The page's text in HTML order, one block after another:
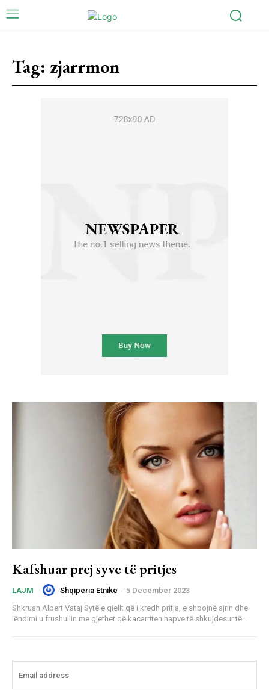
Tag: zjarrmon
Kafshuar prej syve të pritjes
LAJM Shqiperia Etnike - 5 December 2023
Shkruan Albert Vataj Sytë e qiellt që i kredh pritja, e shpojnë ajrin dhe
lëndimi u frushullin me gjethet që kacarriten hapve të shkujdesur të...